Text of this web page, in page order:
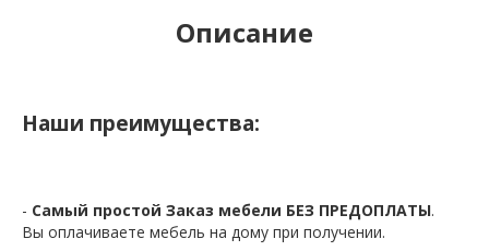
Описание
Наши преимущества:
- Самый простой Заказ мебели БЕЗ ПРЕДОПЛАТЫ.
Вы оплачиваете мебель на дому при получении.